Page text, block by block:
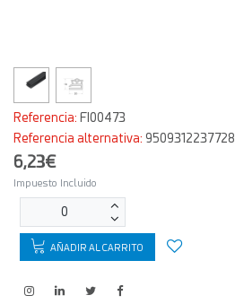
Referencia: FI00473
Referencia alternativa: 9509312237728
6,23€
Impuesto Incluido
AÑADIR AL CARRITO